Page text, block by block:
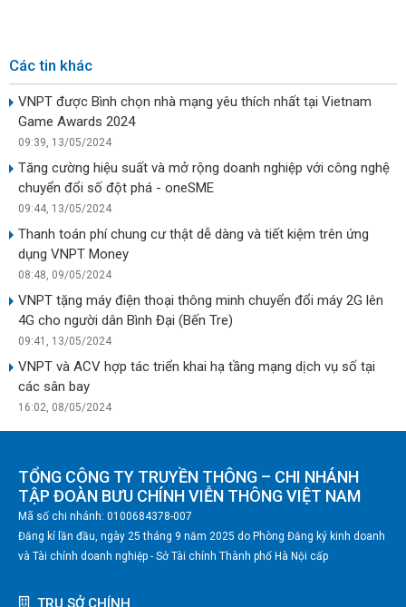
Các tin khác
VNPT được Bình chọn nhà mạng yêu thích nhất tại Vietnam
Game Awards 2024
09:39, 13/05/2024
Tăng cường hiệu suất và mở rộng doanh nghiệp với công nghệ
chuyển đổi số đột phá - oneSME
09:44, 13/05/2024
Thanh toán phí chung cư thật dễ dàng và tiết kiệm trên ứng
dụng VNPT Money
08:48, 09/05/2024
VNPT tặng máy điện thoại thông minh chuyển đổi máy 2G lên
4G cho người dân Bình Đại (Bến Tre)
09:41, 13/05/2024
VNPT và ACV hợp tác triển khai hạ tầng mạng dịch vụ số tại
các sân bay
16:02, 08/05/2024
TỔNG CÔNG TY TRUYỀN THÔNG – CHI NHÁNH
TẬP ĐOÀN BƯU CHÍNH VIỄN THÔNG VIỆT NAM
Mã số chi nhánh: 0100684378-007
Đăng kí lần đầu, ngày 25 tháng 9 năm 2025 do Phòng Đăng ký kinh doanh
và Tài chính doanh nghiệp - Sở Tài chính Thành phố Hà Nội cấp
TRỤ SỞ CHÍNH